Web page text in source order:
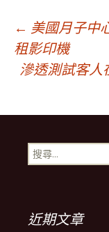
文
章
導
覽
列
← 美國月子中
租影印機
滲透測試客人
搜
尋
近期文章